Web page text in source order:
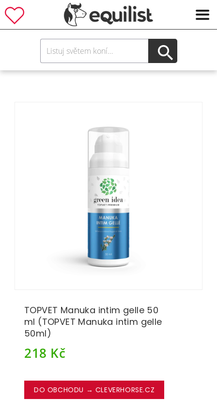
TOPVET Manuka intim gelle 50
ml (TOPVET Manuka intim gelle
50ml)
218 Kč
DO OBCHODU → CLEVERHORSE.CZ